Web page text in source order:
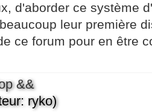
d'aborder ce système
leur première
ce forum pour en être
&&
ryko)